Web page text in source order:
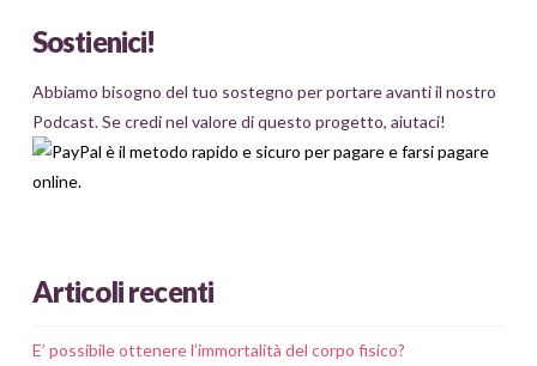
Sostienici!
Abbiamo bisogno del tuo sostegno per portare avanti il nostro
Podcast. Se credi nel valore di questo progetto, aiutaci!
Articoli recenti
E’ possibile ottenere l’immortalità del corpo fisico?